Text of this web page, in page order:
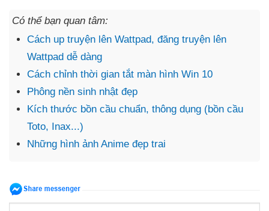
Có thể bạn quan tâm:
Cách up truyện lên Wattpad, đăng truyện lên
Wattpad dễ dàng
Cách chỉnh thời gian tắt màn hình Win 10
Phông nền sinh nhật đẹp
Kích thước bồn cầu chuẩn, thông dụng (bồn cầu
Toto, Inax...)
Những hình ảnh Anime đẹp trai